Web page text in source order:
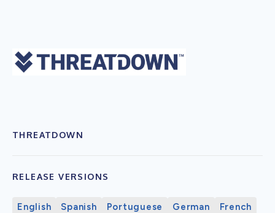
THREATDOWN
RELEASE VERSIONS
English Spanish Portuguese German
French